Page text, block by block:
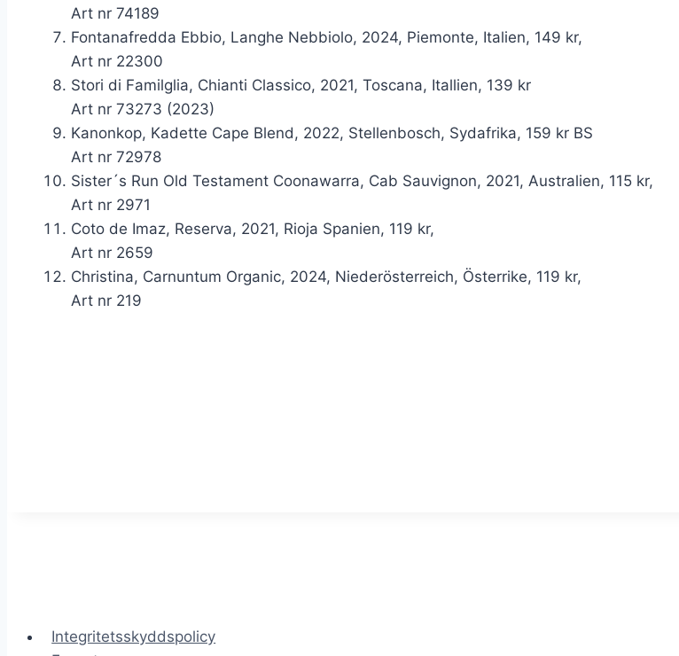
Art nr 74189
Fontanafredda Ebbio, Langhe Nebbiolo, 2024, Piemonte, Italien, 149 kr,
Art nr 22300
Stori di Familglia, Chianti Classico, 2021, Toscana, Itallien, 139 kr
Art nr 73273 (2023)
Kanonkop, Kadette Cape Blend, 2022, Stellenbosch, Sydafrika, 159 kr BS
Art nr 72978
Sister´s Run Old Testament Coonawarra, Cab Sauvignon, 2021, Australien, 115 kr,
Art nr 2971
Coto de Imaz, Reserva, 2021, Rioja Spanien, 119 kr,
Art nr 2659
Christina, Carnuntum Organic, 2024, Niederösterreich, Österrike, 119 kr,
Art nr 219
Integritetsskyddspolicy